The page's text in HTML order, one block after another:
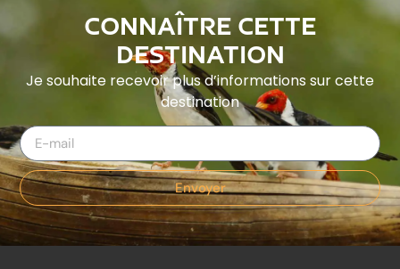
CONNAÎTRE CETTE
DESTINATION
Je souhaite recevoir plus d’informations sur cette
destination
Envoyer